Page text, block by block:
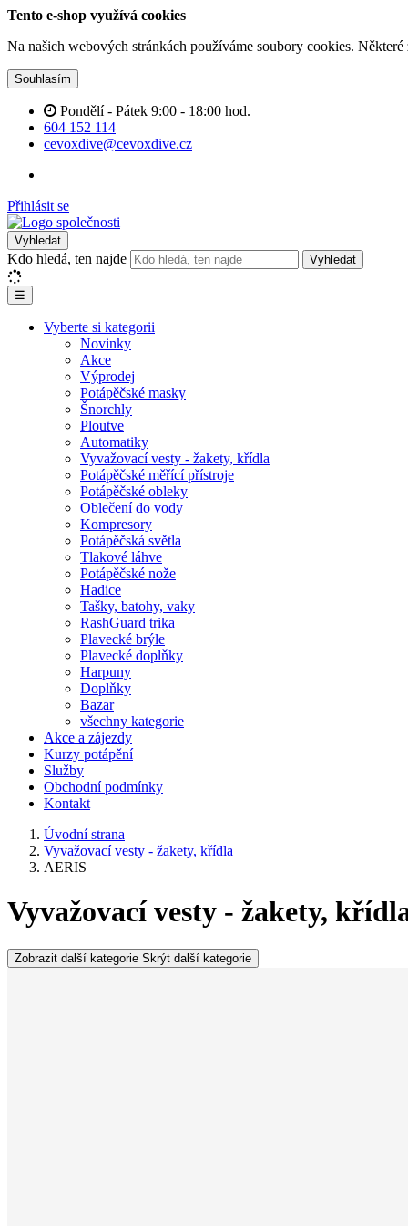
Tento e-shop využívá cookies
Na našich webových stránkách používáme soubory cookies.
Souhlasím
Pondělí - Pátek 9:00 - 18:00 hod.
604 152 114
cevoxdive@cevoxdive.cz
Přihlásit se
Vyhledat
Kdo hledá, ten najde Vyhledat
☰
Vyberte si kategorii
Novinky
Akce
Výprodej
Potápěčské masky
Šnorchly
Ploutve
Automatiky
Vyvažovací vesty - žakety, křídla
Potápěčské měřící přístroje
Potápěčské obleky
Oblečení do vody
Kompresory
Potápěčská světla
Tlakové láhve
Potápěčské nože
Hadice
Tašky, batohy, vaky
RashGuard trika
Plavecké brýle
Plavecké doplňky
Harpuny
Doplňky
Bazar
všechny kategorie
Akce a zájezdy
Kurzy potápění
Služby
Obchodní podmínky
Kontakt
Úvodní strana
Vyvažovací vesty - žakety, křídla
AERIS
Vyvažovací vesty - žakety,
Zobrazit další kategorie Skrýt další kategorie